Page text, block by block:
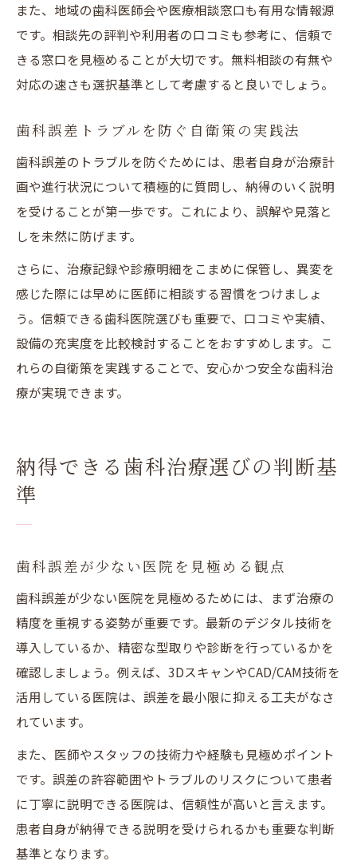
また、地域の歯科医師会や医療相談窓口も有用な情報源
です。相談先の評判や利用者の口コミも参考に、信頼で
きる窓口を見極めることが大切です。無料相談の有無や
対応の速さも選択基準として考慮すると良いでしょう。
歯科誤差トラブルを防ぐ自衛策の実践法
歯科誤差のトラブルを防ぐためには、患者自身が治療計
画や進行状況について積極的に質問し、納得のいく説明
を受けることが第一歩です。これにより、誤解や見落と
しを未然に防げます。
さらに、治療記録や診療明細をこまめに保管し、異変を
感じた際には早めに医師に相談する習慣をつけましょ
う。信頼できる歯科医院選びも重要で、口コミや実績、
設備の充実度を比較検討することをおすすめします。こ
れらの自衛策を実践することで、安心かつ安全な歯科治
療が実現できます。
納得できる歯科治療選びの判断基
準
歯科誤差が少ない医院を見極める観点
歯科誤差が少ない医院を見極めるためには、まず治療の
精度を重視する姿勢が重要です。最新のデジタル技術を
導入しているか、精密な型取りや診断を行っているかを
確認しましょう。例えば、3DスキャンやCAD/CAM技術を
活用している医院は、誤差を最小限に抑える工夫がなさ
れています。
また、医師やスタッフの技術力や経験も見極めポイント
です。誤差の許容範囲やトラブルのリスクについて患者
に丁寧に説明できる医院は、信頼性が高いと言えます。
患者自身が納得できる説明を受けられるかも重要な判断
基準となります。